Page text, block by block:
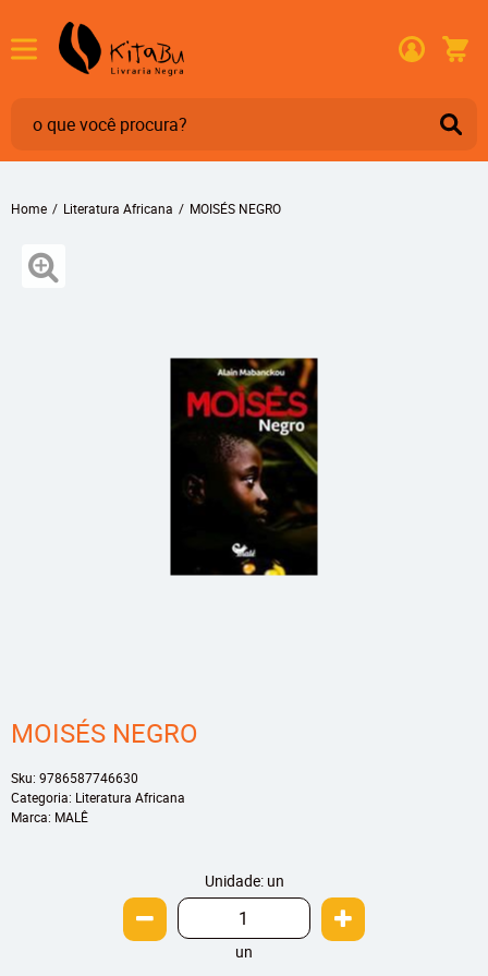
Home Literatura Africana MOISÉS NEGRO
MOISÉS NEGRO
Sku: 9786587746630
Categoria: Literatura Africana
Marca: MALÊ
Unidade: un
un